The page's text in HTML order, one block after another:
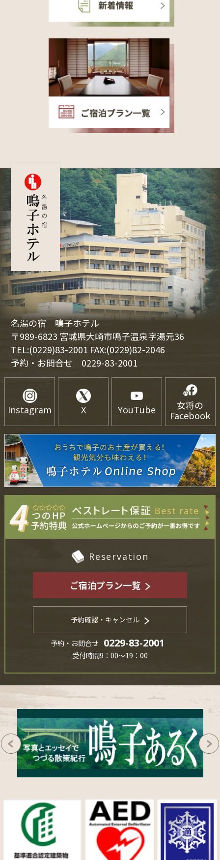
名湯の宿 鳴子ホテル
〒989-6823 宮城県大崎市鳴子温泉字湯元36
TEL:(0229)83-2001 FAX:(0229)82-2046
予約・お問合せ 0229-83-2001
Instagram X YouTube
女将の
Facebook
Reservation
ご宿泊プラン一覧
予約確認・キャンセル
予約・お問合せ 0229-83-2001
受付時間9：00～19：00